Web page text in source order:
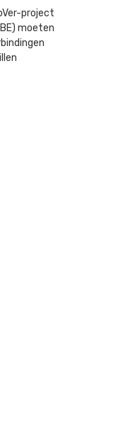
project
moeten